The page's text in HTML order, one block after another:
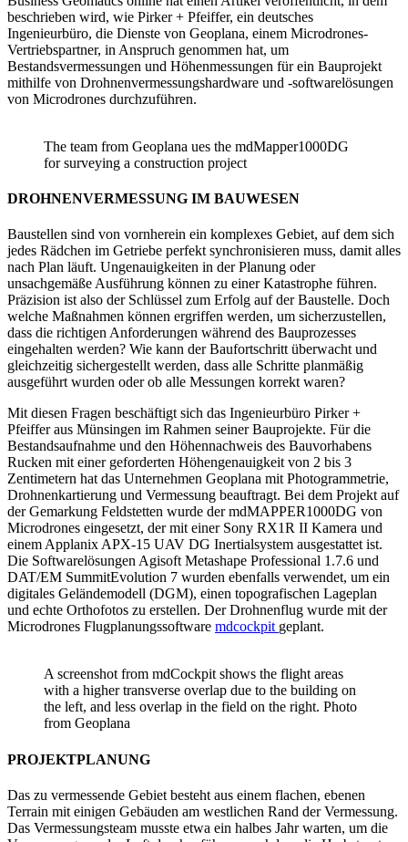
beschrieben wird, wie Pirker + Pfeiffer, ein deutsches
Ingenieurbüro, die Dienste von Geoplana, einem Microdrones-
Vertriebspartner, in Anspruch genommen hat, um
Bestandsvermessungen und Höhenmessungen für ein Bauprojekt
mithilfe von Drohnenvermessungshardware und -softwarelösungen
von Microdrones durchzuführen.
The team from Geoplana ues the mdMapper1000DG
for surveying a construction project
DROHNENVERMESSUNG IM BAUWESEN
Baustellen sind von vornherein ein komplexes Gebiet, auf dem sich
jedes Rädchen im Getriebe perfekt synchronisieren muss, damit alles
nach Plan läuft. Ungenauigkeiten in der Planung oder
unsachgemäße Ausführung können zu einer Katastrophe führen.
Präzision ist also der Schlüssel zum Erfolg auf der Baustelle. Doch
welche Maßnahmen können ergriffen werden, um sicherzustellen,
dass die richtigen Anforderungen während des Bauprozesses
eingehalten werden? Wie kann der Baufortschritt überwacht und
gleichzeitig sichergestellt werden, dass alle Schritte planmäßig
ausgeführt wurden oder ob alle Messungen korrekt waren?
Mit diesen Fragen beschäftigt sich das Ingenieurbüro Pirker +
Pfeiffer aus Münsingen im Rahmen seiner Bauprojekte. Für die
Bestandsaufnahme und den Höhennachweis des Bauvorhabens
Rucken mit einer geforderten Höhengenauigkeit von 2 bis 3
Zentimetern hat das Unternehmen Geoplana mit Photogrammetrie,
Drohnenkartierung und Vermessung beauftragt. Bei dem Projekt auf
der Gemarkung Feldstetten wurde der mdMAPPER1000DG von
Microdrones eingesetzt, der mit einer Sony RX1R II Kamera und
einem Applanix APX-15 UAV DG Inertialsystem ausgestattet ist.
Die Softwarelösungen Agisoft Metashape Professional 1.7.6 und
DAT/EM SummitEvolution 7 wurden ebenfalls verwendet, um ein
digitales Geländemodell (DGM), einen topografischen Lageplan
und echte Orthofotos zu erstellen. Der Drohnenflug wurde mit der
Microdrones Flugplanungssoftware mdcockpit geplant.
A screenshot from mdCockpit shows the flight areas
with a higher transverse overlap due to the building on
the left, and less overlap in the field on the right. Photo
from Geoplana
PROJEKTPLANUNG
Das zu vermessende Gebiet besteht aus einem flachen, ebenen
Terrain mit einigen Gebäuden am westlichen Rand der Vermessung.
Das Vermessungsteam musste etwa ein halbes Jahr warten, um die